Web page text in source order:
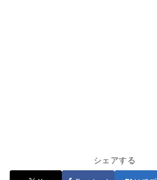
シェアする